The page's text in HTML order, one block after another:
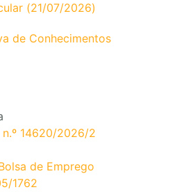
(21/07/2026)
de Conhecimentos
14620/2026/2
de Emprego
1762